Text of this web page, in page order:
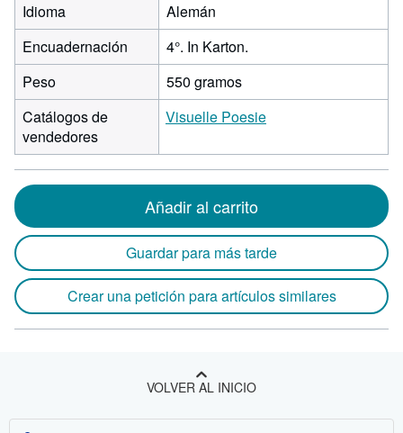
Idioma
Alemán
Encuadernación
4°. In Karton.
Peso
550 gramos
Catálogos de
vendedores
Visuelle Poesie
Añadir al carrito
Guardar para más tarde
Crear una petición para artículos similares
VOLVER AL INICIO